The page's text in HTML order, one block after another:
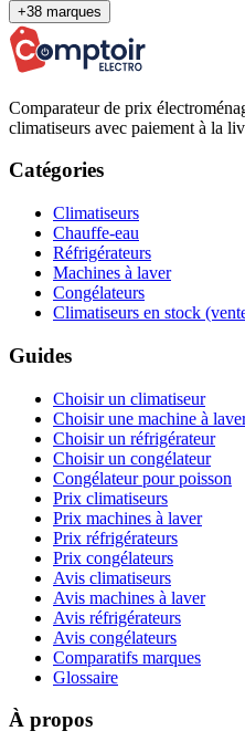
+38 marques
Comparateur de prix
climatiseurs avec paiement à la
Catégories
Climatiseurs
Chauffe-eau
Réfrigérateurs
Machines à laver
Congélateurs
Climatiseurs en stock
Guides
Choisir un climatiseur
Choisir une machine à
Choisir un réfrigérateur
Choisir un congélateur
Congélateur pour poisson
Prix climatiseurs
Prix machines à laver
Prix réfrigérateurs
Prix congélateurs
Avis climatiseurs
Avis machines à laver
Avis réfrigérateurs
Avis congélateurs
Comparatifs marques
Glossaire
À propos